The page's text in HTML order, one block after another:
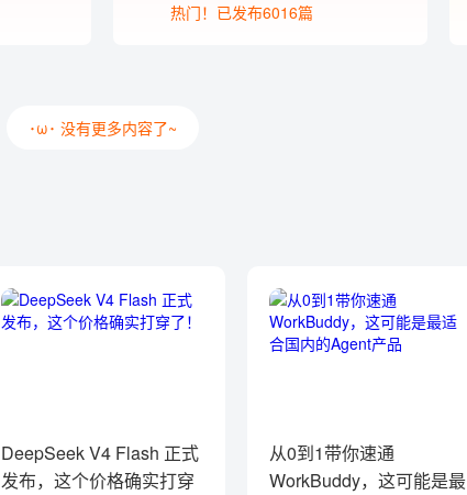
热门！已发布6016篇
･ω･ 没有更多内容了~
DeepSeek V4 Flash 正式
发布，这个价格确实打穿
从0到1带你速通
WorkBuddy，这可能是最